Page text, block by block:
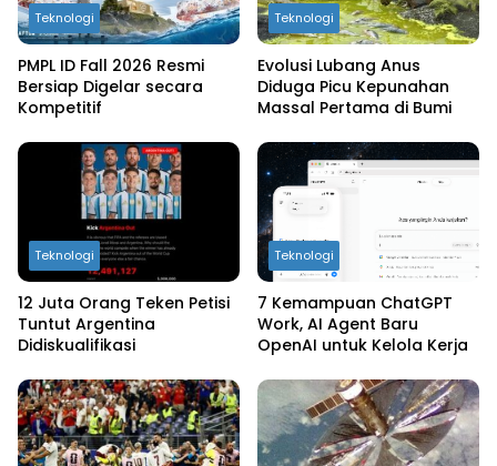
Teknologi
PMPL ID Fall 2026 Resmi
Bersiap Digelar secara
Kompetitif
Teknologi
Evolusi Lubang Anus
Diduga Picu Kepunahan
Massal Pertama di Bumi
Teknologi
12 Juta Orang Teken Petisi
Tuntut Argentina
Didiskualifikasi
Teknologi
7 Kemampuan ChatGPT
Work, AI Agent Baru
OpenAI untuk Kelola Kerja